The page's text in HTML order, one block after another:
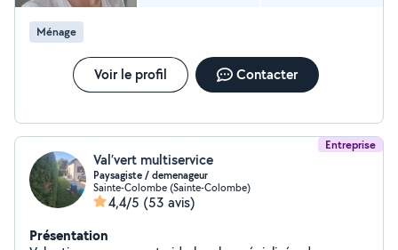
Ménage
Voir le profil Contacter
Entreprise
Val’vert multiservice
Paysagiste / demenageur
Sainte-Colombe (Sainte-Colombe)
4,4/5 (53 avis)
Présentation